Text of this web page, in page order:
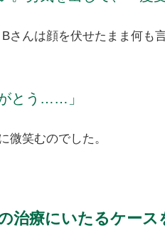
さんは顔を伏せたまま何も
とう……」
微笑むのでした。
治療にいたるケース